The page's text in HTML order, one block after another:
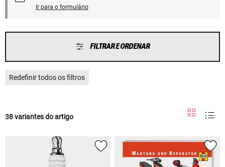
Ir para o formulário
FILTRAR E ORDENAR
Redefinir todos os filtros
38 variantes do artigo